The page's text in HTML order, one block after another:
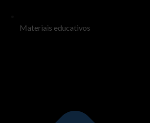
Materiais educativos